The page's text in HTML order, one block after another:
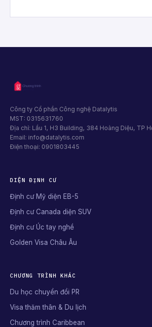
Công ty Cổ phần Công nghệ Datalytis
MST: 0315631760
Địa chỉ: Lầu 1, H3 Building, 384 Hoàng Diệu, TP
Email: info@datalytis.com
Điện thoại: 0901803445
DIỆN ĐỊNH CƯ
Định cư Mỹ diện EB-5
Định cư Canada diện SUV
Định cư Úc tay nghề
Golden Visa Châu Âu
CHƯƠNG TRÌNH KHÁC
Du học chuyển đổi PR
Visa thăm thân & Du lịch
Chương trình Caribbean